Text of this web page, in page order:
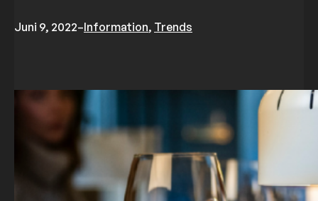
Juni 9, 2022–Information, Trends